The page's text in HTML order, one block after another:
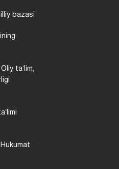
bazasi
taʼlim,